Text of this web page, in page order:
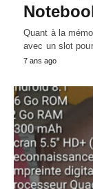
Quant à la
avec un slot
7 ans ago